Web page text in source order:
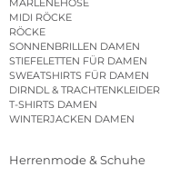
MARLENEHOSE
MIDI RÖCKE
RÖCKE
SONNENBRILLEN DAMEN
STIEFELETTEN FÜR DAMEN
SWEATSHIRTS FÜR DAMEN
DIRNDL & TRACHTENKLEIDER
T-SHIRTS DAMEN
WINTERJACKEN DAMEN
Herrenmode & Schuhe